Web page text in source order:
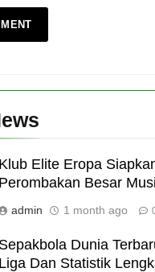
Klub Elite Eropa
Perombakan Besar
admin 1 month ago
Sepakbola Dunia
Liga Dan Statistik